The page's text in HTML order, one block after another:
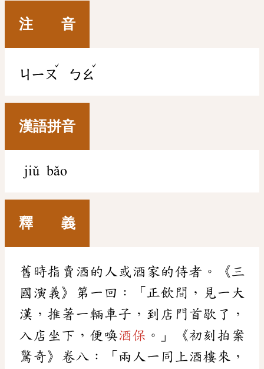
注 音
ㄐㄧㄡ
ˇ
ㄅㄠ
ˇ
漢語拼音
jiǔ bǎo
釋 義
舊時指賣酒的人或酒家的侍者。《三
國演義》第一回：「正飲間，見一大
漢，推著一輛車子，到店門首歇了，
入店坐下，便喚酒保 。」《初刻拍案
驚奇》卷八：「兩人一同上酒樓來，